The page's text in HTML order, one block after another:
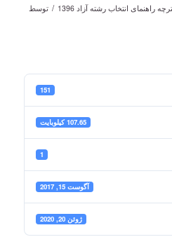
راهنمای انتخاب رشته آزاد 1396 / توسط
151
107.65 کیلوبایت
1
آگوست 15, 2017
ژوئن 20, 2020